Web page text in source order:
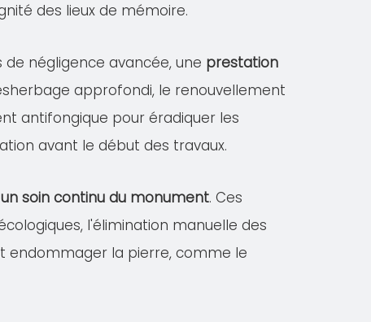
des lieux de mémoire.
négligence avancée, une prestation
approfondi, le renouvellement
antifongique pour éradiquer les
avant le début des travaux.
soin continu du monument. Ces
l'élimination manuelle des
endommager la pierre, comme le